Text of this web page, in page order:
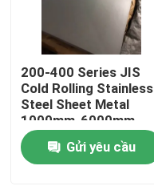
200-400 Series JIS
Cold Rolling Stainless
Steel Sheet Metal
1000mm-6000mm
Chiều dài trong GB
Standard Mill Edge
Gửi yêu cầu